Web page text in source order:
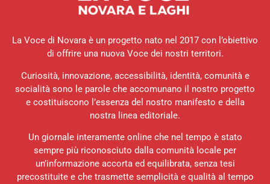
La Voce di Novara è un progetto nato nel 2017 con l’obiettivo
di offrire una nuova Voce dei nostri territori.
Curiosità, innovazione, accessibilità, identità, comunità e
socialità sono le parole che accomunano il nostro progetto
e costituiscono l’essenza del nostro manifesto e della
nostra linea editoriale.
Un giornale interamente online che nel tempo è stato
sempre più riconosciuto dalla comunità locale per
un’informazione accorta ed equilibrata, senza tesi
precostituite e che trasmette semplicità e qualità al tempo